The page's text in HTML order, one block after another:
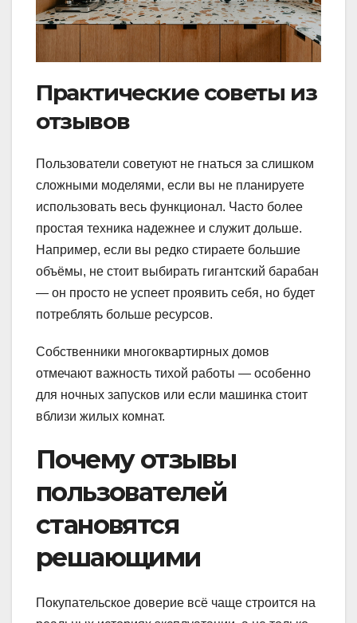
Практические советы из
отзывов
Пользователи советуют не гнаться за слишком
сложными моделями, если вы не планируете
использовать весь функционал. Часто более
простая техника надежнее и служит дольше.
Например, если вы редко стираете большие
объёмы, не стоит выбирать гигантский барабан
— он просто не успеет проявить себя, но будет
потреблять больше ресурсов.
Собственники многоквартирных домов
отмечают важность тихой работы — особенно
для ночных запусков или если машинка стоит
вблизи жилых комнат.
Почему отзывы
пользователей
становятся
решающими
Покупательское доверие всё чаще строится на